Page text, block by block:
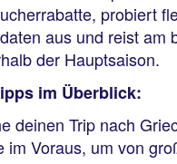
probiert
aus und reist am
der Hauptsaison.
im Überblick:
deinen Trip nach
im Voraus, um von